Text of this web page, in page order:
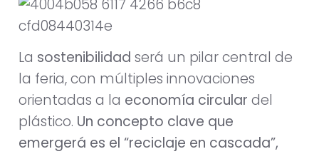
La sostenibilidad será un pilar central de
la feria, con múltiples innovaciones
orientadas a la economía circular del
plástico. Un concepto clave que
emergerá es el “reciclaje en cascada”,